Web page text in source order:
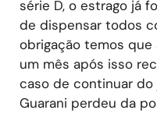
série D, o estrago já
de dispensar todos
obrigação temos
um mês após isso
caso de continuar
Guarani perdeu da